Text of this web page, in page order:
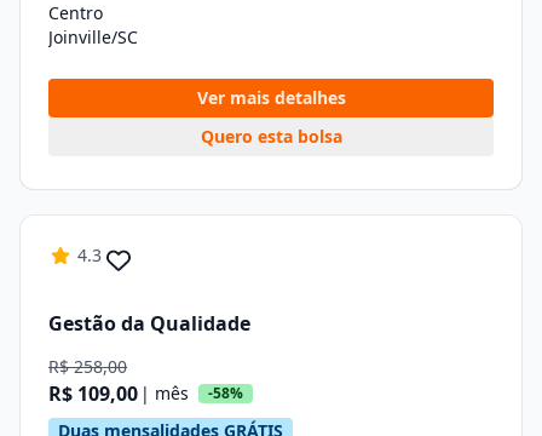
Centro
Joinville/SC
Ver mais detalhes
Quero esta bolsa
4.3
Gestão da Qualidade
R$ 258,00
R$ 109,00 | mês -58%
Duas mensalidades GRÁTIS